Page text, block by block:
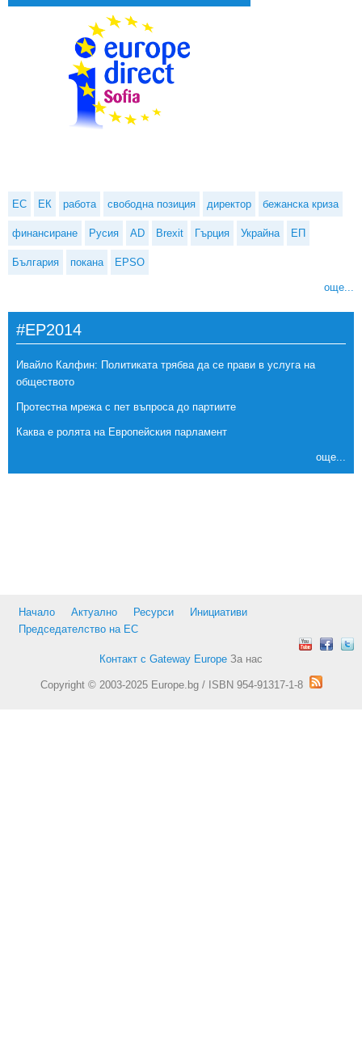
ЕС ЕК работа свободна позиция директор бежанска криза
финансиране Русия AD Brexit Гърция Украйна ЕП
България покана EPSO
още...
#EP2014
Ивайло Калфин: Политиката трябва да се прави в услуга на
обществото
Протестна мрежа с пет въпроса до партиите
Каква е ролята на Европейския парламент
още...
Начало Актуално Ресурси
Инициативи
Председателство на ЕС
Контакт с Gateway Europe За нас
Copyright © 2003-2025 Europe.bg / ISBN 954-91317-1-8